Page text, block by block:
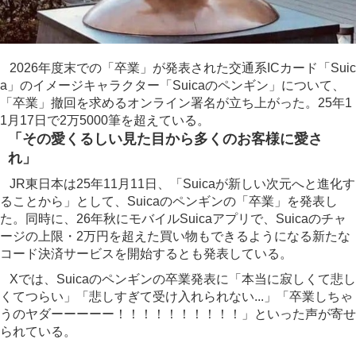
2026年度末での「卒業」が発表された交通系ICカード「Suic
a」のイメージキャラクター「Suicaのペンギン」について、
「卒業」撤回を求めるオンライン署名が立ち上がった。25年1
1月17日で2万5000筆を超えている。
「その愛くるしい見た目から多くのお客様に愛さ
れ」
JR東日本は25年11月11日、「Suicaが新しい次元へと進化す
ることから」として、Suicaのペンギンの「卒業」を発表し
た。同時に、26年秋にモバイルSuicaアプリで、Suicaのチャ
ージの上限・2万円を超えた買い物もできるようになる新たな
コード決済サービスを開始するとも発表している。
Xでは、Suicaのペンギンの卒業発表に「本当に寂しくて悲し
くてつらい」「悲しすぎて受け入れられない...」「卒業しちゃ
うのヤダーーーーー！！！！！！！！！！」といった声が寄せ
られている。